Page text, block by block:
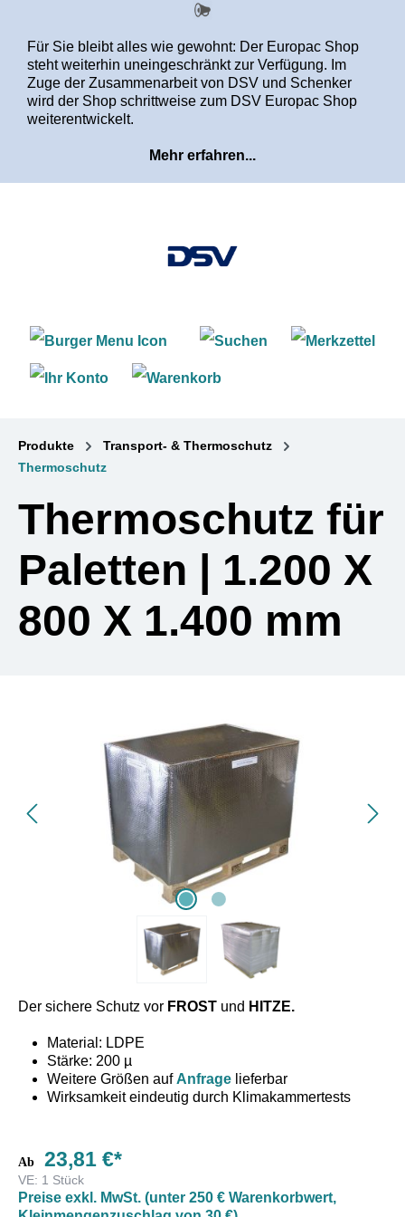
Für Sie bleibt alles wie gewohnt: Der Europac Shop
steht weiterhin uneingeschränkt zur Verfügung. Im
Zuge der Zusammenarbeit von DSV und Schenker
wird der Shop schrittweise zum DSV Europac Shop
weiterentwickelt.
Mehr erfahren...
Produkte
Transport- & Thermoschutz
Thermoschutz
Thermoschutz für
Paletten | 1.200 X
800 X 1.400 mm
Der sichere Schutz vor FROST und HITZE.
Material: LDPE
Stärke: 200 µ
Weitere Größen auf Anfrage lieferbar
Wirksamkeit eindeutig durch Klimakammertests
Thermoschutzhaube aus PP/PET mit AL-metallisiert. PE-
beschichtet und auf eine dicke Luftpolsterfolie kaschiert.
Die Thermoschutzhaube wird ohne jegliches Hilfsmittel
Ab 23,81 €*
VE: 1 Stück
Preise exkl. MwSt. (unter 250 € Warenkorbwert,